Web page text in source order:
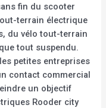
fin du scooter
terrain électrique
du vélo tout-terrain
tout suspendu.
petites entreprises
contact commercial
un objectif
Rooder city